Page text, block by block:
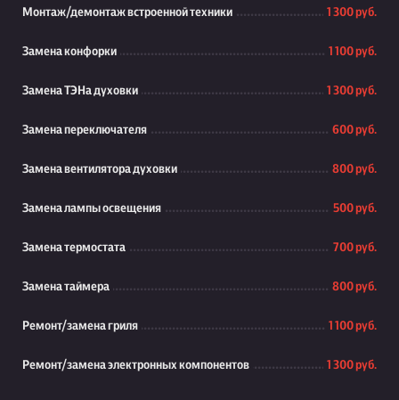
Монтаж/демонтаж встроенной техники 1 300 руб.
Замена конфорки 1 100 руб.
Замена ТЭНа духовки 1 300 руб.
Замена переключателя 600 руб.
Замена вентилятора духовки 800 руб.
Замена лампы освещения 500 руб.
Замена термостата 700 руб.
Замена таймера 800 руб.
Ремонт/замена гриля 1 100 руб.
Ремонт/замена электронных компонентов 1 300 руб.